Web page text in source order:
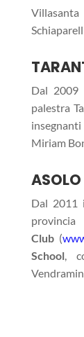
Dal 2009
palestra
Miriam
Dal 2011
provincia
Club (
School,